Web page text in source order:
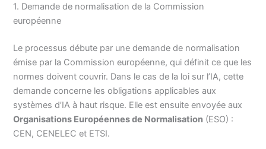
1. Demande de normalisation de la Commission
européenne
Le processus débute par une demande de normalisation
émise par la Commission européenne, qui définit ce que les
normes doivent couvrir. Dans le cas de la loi sur l’IA, cette
demande concerne les obligations applicables aux
systèmes d’IA à haut risque. Elle est ensuite envoyée aux
Organisations Européennes de Normalisation (ESO) :
CEN, CENELEC et ETSI.